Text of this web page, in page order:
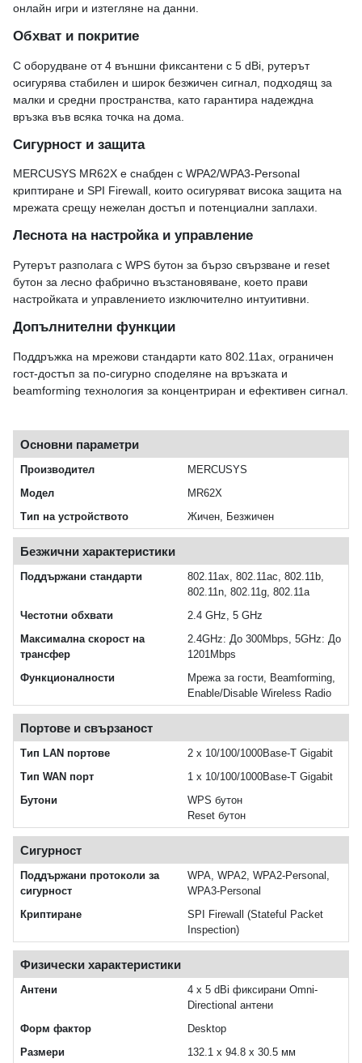
онлайн игри и изтегляне на данни.
Обхват и покритие
С оборудване от 4 външни фиксантени с 5 dBi, рутерът
осигурява стабилен и широк безжичен сигнал, подходящ за
малки и средни пространства, като гарантира надеждна
връзка във всяка точка на дома.
Сигурност и защита
MERCUSYS MR62X е снабден с WPA2/WPA3-Personal
криптиране и SPI Firewall, които осигуряват висока защита на
мрежата срещу нежелан достъп и потенциални заплахи.
Леснота на настройка и управление
Рутерът разполага с WPS бутон за бързо свързване и reset
бутон за лесно фабрично възстановяване, което прави
настройката и управлението изключително интуитивни.
Допълнителни функции
Поддръжка на мрежови стандарти като 802.11ax, ограничен
гост-достъп за по-сигурно споделяне на връзката и
beamforming технология за концентриран и ефективен сигнал.
Основни параметри
Производител
MERCUSYS
Модел
MR62X
Тип на устройството
Жичен, Безжичен
Безжични характеристики
Поддържани стандарти
802.11ax, 802.11ac, 802.11b,
802.11n, 802.11g, 802.11a
Честотни обхвати
2.4 GHz, 5 GHz
Максимална скорост на
трансфер
2.4GHz: До 300Mbps, 5GHz: До
1201Mbps
Функционалности
Мрежа за гости, Beamforming,
Enable/Disable Wireless Radio
Портове и свързаност
Тип LAN портове
2 x 10/100/1000Base-T Gigabit
Тип WAN порт
1 x 10/100/1000Base-T Gigabit
Бутони
WPS бутон
Reset бутон
Сигурност
Поддържани протоколи за
сигурност
WPA, WPA2, WPA2-Personal,
WPA3-Personal
Криптиране
SPI Firewall (Stateful Packet
Inspection)
Физически характеристики
Антени
4 x 5 dBi фиксирани Omni-
Directional антени
Форм фактор
Desktop
Размери
132.1 x 94.8 x 30.5 мм